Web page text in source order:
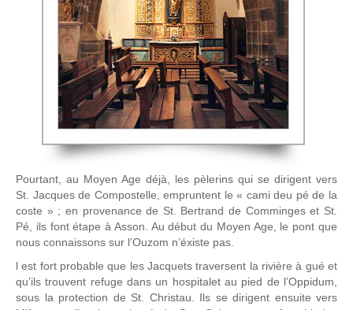
Pourtant, au Moyen Age déjà, les pèlerins qui se dirigent vers
St. Jacques de Compostelle, empruntent le « cami deu pé de la
coste » ; en provenance de St. Bertrand de Comminges et St.
Pé, ils font étape à Asson. Au début du Moyen Age, le pont que
nous connaissons sur l’Ouzom n’éxiste pas.
l est fort probable que les Jacquets traversent la rivière à gué et
qu’ils trouvent refuge dans un hospitalet au pied de l’Oppidum,
sous la protection de St. Christau. Ils se dirigent ensuite vers